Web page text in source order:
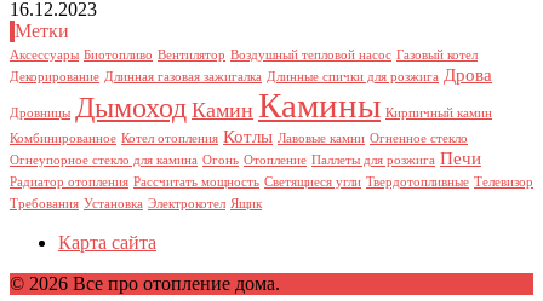
16.12.2023
Метки
Аксессуары Биотопливо Вентилятор Воздушный тепловой насос Газовый котел
Декорирование Длинная газовая зажигалка Длинные спички для розжига Дрова
Дровницы Дымоход Камин Камины Кирпичный камин
Комбинированное Котел отопления Котлы Лавовые камни Огненное стекло
Огнеупорное стекло для камина Огонь Отопление Паллеты для розжига Печи
Радиатор отопления Рассчитать мощность Светящиеся угли Твердотопливные Телевизор
Требования Установка Электрокотел Ящик
Карта сайта
© 2026 Все про отопление дома.